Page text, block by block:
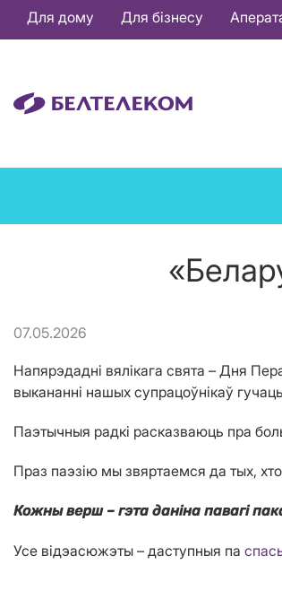
Основная
навигация
Для дому Для бізнесу
07.05.2026
Напярэдадні вялікага свята – Дня
выкананні нашых супрацоўнікаў
Паэтычныя радкі расказваюць пра
Праз паэзію мы звяртаемся да тых,
Кожны верш – гэта даніна павагі
Усе відэасюжэты – даступныя па